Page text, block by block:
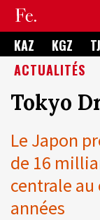
KAZ KGZ
ACTUALITÉS
Tokyo
Le Japon
de 16
centrale au
années